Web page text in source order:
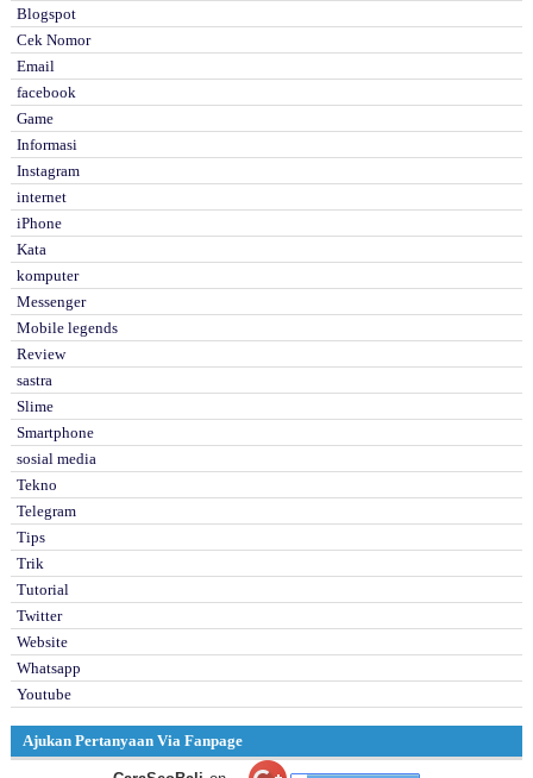
Blogspot
Cek Nomor
Email
facebook
Game
Informasi
Instagram
internet
iPhone
Kata
komputer
Messenger
Mobile legends
Review
sastra
Slime
Smartphone
sosial media
Tekno
Telegram
Tips
Trik
Tutorial
Twitter
Website
Whatsapp
Youtube
Ajukan Pertanyaan Via Fanpage